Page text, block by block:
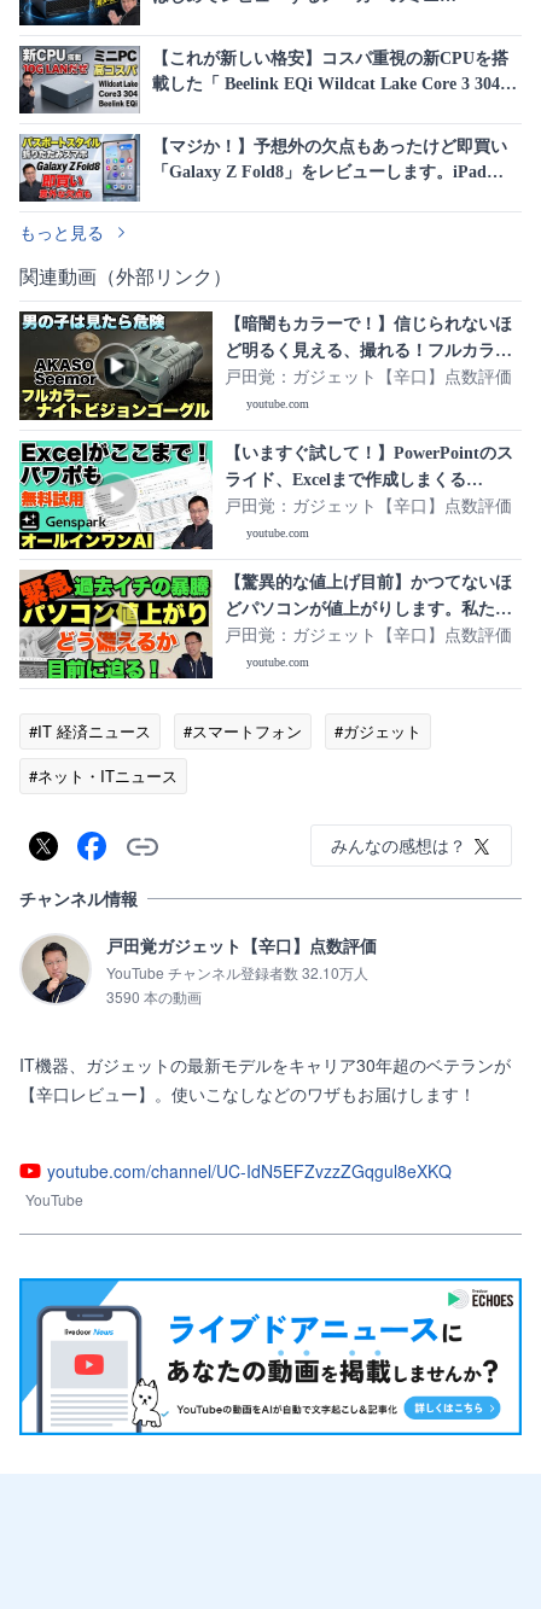
す。超高性能です
【これが新しい格安】コスパ重視の新CPUを搭
載した「 Beelink EQi Wildcat Lake Core 3 304」
いますよ
【マジか！】予想外の欠点もあったけど即買い
「Galaxy Z Fold8」をレビューします。iPad
もっと見る
関連動画（外部リンク）
【暗闇もカラーで！】信じられないほ
ど明るく見える、撮れる！フルカラー
ナイトビジョンゴーグル 「Akaso
Seemor」をレビュー
戸田覚：ガジェット【辛口】点数評価
youtube.com
【いますぐ試して！】PowerPointのス
ライド、Excelまで作成しまくる
「Genspark」がすごすぎます。まさ
に、すべてのAIが使えるオールインワ
ンAIワークスペースですね！
戸田覚：ガジェット【辛口】点数評価
youtube.com
【驚異的な値上げ目前】かつてないほ
どパソコンが値上がりします。私たち
はどう備えればいいか解説します ※ア
ンサー動画の第二弾は概要欄のリンク
からご覧ください
戸田覚：ガジェット【辛口】点数評価
youtube.com
#IT 経済ニュース #スマートフォン
#ガジェット
#ネット・ITニュース
みんなの感想は？
チャンネル情報
戸田覚ガジェット【辛口】点数評価
YouTube チャンネル登録者数 32.10万人
3590 本の動画
IT機器、ガジェットの最新モデルをキャリア30年超のベテランが
【辛口レビュー】。使いこなしなどのワザもお届けします！
youtube.com/channel/UC-IdN5EFZvzzZGqgul8eXKQ
YouTube